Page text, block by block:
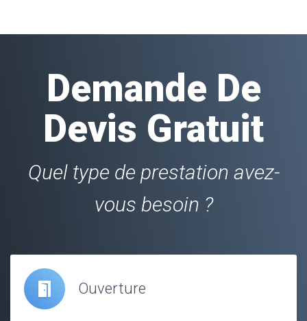
Demande De
Devis Gratuit
Quel type de prestation avez-
vous besoin ?
Ouverture